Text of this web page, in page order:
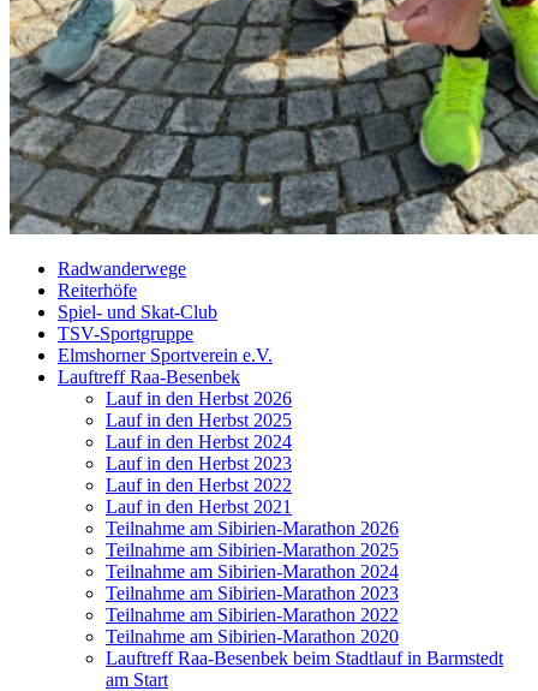
Radwanderwege
Reiterhöfe
Spiel- und Skat-Club
TSV-Sportgruppe
Elmshorner Sportverein e.V.
Lauftreff Raa-Besenbek
Lauf in den Herbst 2026
Lauf in den Herbst 2025
Lauf in den Herbst 2024
Lauf in den Herbst 2023
Lauf in den Herbst 2022
Lauf in den Herbst 2021
Teilnahme am Sibirien-Marathon 2026
Teilnahme am Sibirien-Marathon 2025
Teilnahme am Sibirien-Marathon 2024
Teilnahme am Sibirien-Marathon 2023
Teilnahme am Sibirien-Marathon 2022
Teilnahme am Sibirien-Marathon 2020
Lauftreff Raa-Besenbek beim Stadtlauf in Barmstedt
am Start